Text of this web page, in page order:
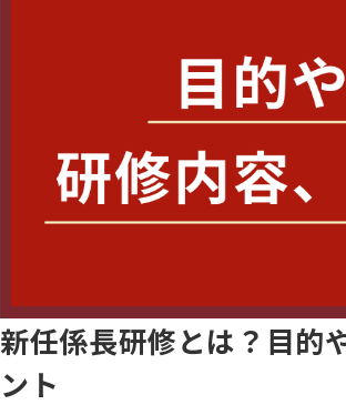
新任係長研修とは？目的
ント